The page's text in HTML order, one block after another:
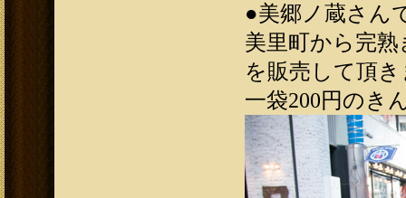
●美郷ノ蔵さん
美里町から完
を販売して頂
一袋200円のき